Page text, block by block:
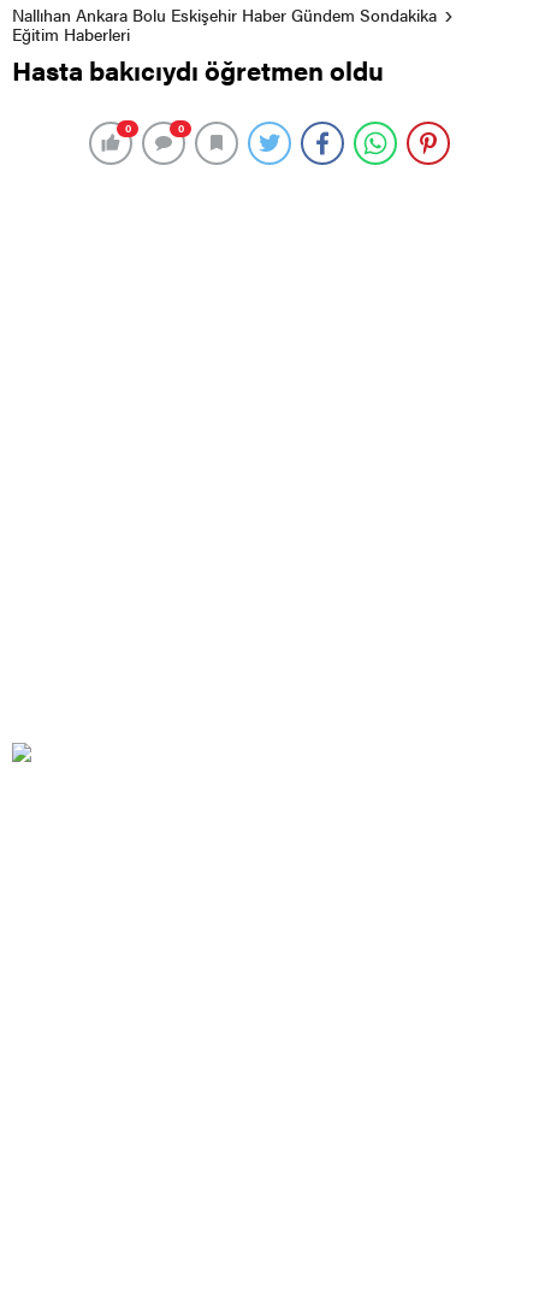
Nallıhan Ankara Bolu Eskişehir Haber Gündem Sondakika
Eğitim Haberleri
Hasta bakıcıydı öğretmen oldu
0 0